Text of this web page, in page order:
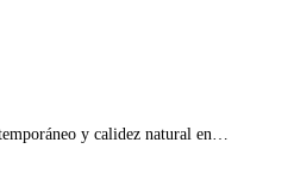
y calidez natural en…